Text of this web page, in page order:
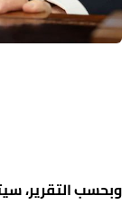
وبحسب التقرير،